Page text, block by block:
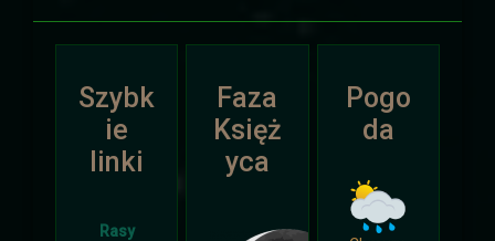
niej udział niech napisze do
Dariusza.
Otrzyma mały upominek.
Atak Zimy i Święta
Szybk
ie
linki
Rasy
Faza
Księż
yca
Pogo
da